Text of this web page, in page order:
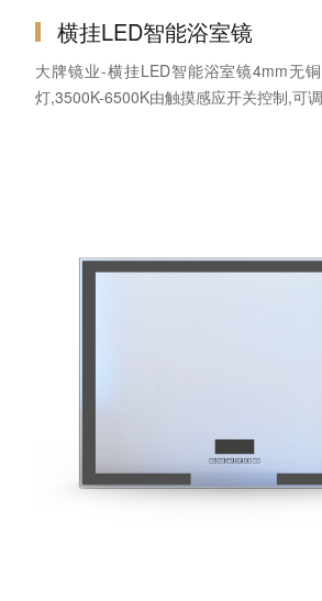
横挂LED智能浴室镜
大牌镜业-横挂LED智能浴室镜4mm无
灯,3500K-6500K由触摸感应开关控制,可